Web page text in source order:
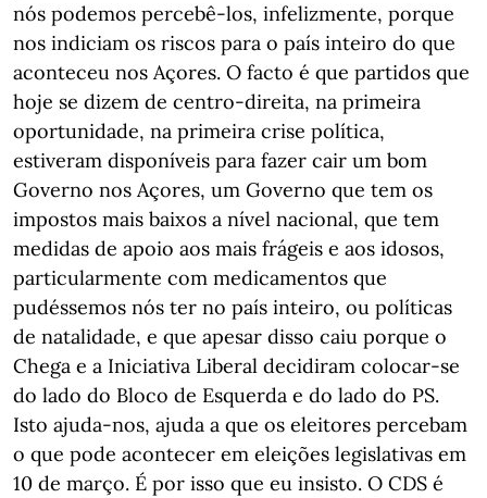
nós podemos percebê-los, infelizmente, porque
nos indiciam os riscos para o país inteiro do que
aconteceu nos Açores. O facto é que partidos que
hoje se dizem de centro-direita, na primeira
oportunidade, na primeira crise política,
estiveram disponíveis para fazer cair um bom
Governo nos Açores, um Governo que tem os
impostos mais baixos a nível nacional, que tem
medidas de apoio aos mais frágeis e aos idosos,
particularmente com medicamentos que
pudéssemos nós ter no país inteiro, ou políticas
de natalidade, e que apesar disso caiu porque o
Chega e a Iniciativa Liberal decidiram colocar-se
do lado do Bloco de Esquerda e do lado do PS.
Isto ajuda-nos, ajuda a que os eleitores percebam
o que pode acontecer em eleições legislativas em
10 de março. É por isso que eu insisto. O CDS é